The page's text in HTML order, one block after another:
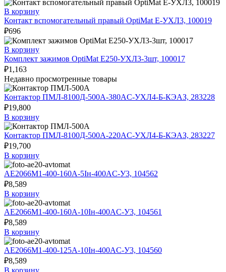
В корзину
Контакт вспомогательный правый OptiMat E-УХЛ3, 100019
₽696
В корзину
Комплект зажимов OptiMat E250-УХЛ3-3шт, 100017
₽1,163
Недавно просмотренные товары
Контактор ПМЛ-8100Д-500А-380AC-УХЛ4-Б-КЭАЗ, 283228
₽19,800
В корзину
Контактор ПМЛ-8100Д-500А-220AC-УХЛ4-Б-КЭАЗ, 283227
₽19,700
В корзину
АЕ2066М1-400-160А-5Iн-400AC-У3, 104562
₽8,589
В корзину
АЕ2066М1-400-160А-10Iн-400AC-У3, 104561
₽8,589
В корзину
АЕ2066М1-400-125А-10Iн-400AC-У3, 104560
₽8,589